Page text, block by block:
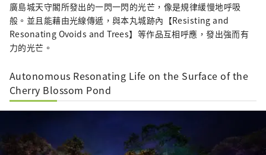
廣島城天守閣所發出的一閃一閃的光芒，像是規律緩慢地呼吸
般。並且能藉由光線傳遞，與本丸城跡內【Resisting and
Resonating Ovoids and Trees】等作品互相呼應，發出強而有
力的光芒。
Autonomous Resonating Life on the Surface of the
Cherry Blossom Pond